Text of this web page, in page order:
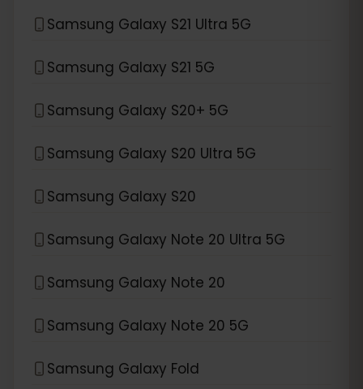
Samsung Galaxy S21 Ultra 5G
Samsung Galaxy S21 5G
Samsung Galaxy S20+ 5G
Samsung Galaxy S20 Ultra 5G
Samsung Galaxy S20
Samsung Galaxy Note 20 Ultra 5G
Samsung Galaxy Note 20
Samsung Galaxy Note 20 5G
Samsung Galaxy Fold